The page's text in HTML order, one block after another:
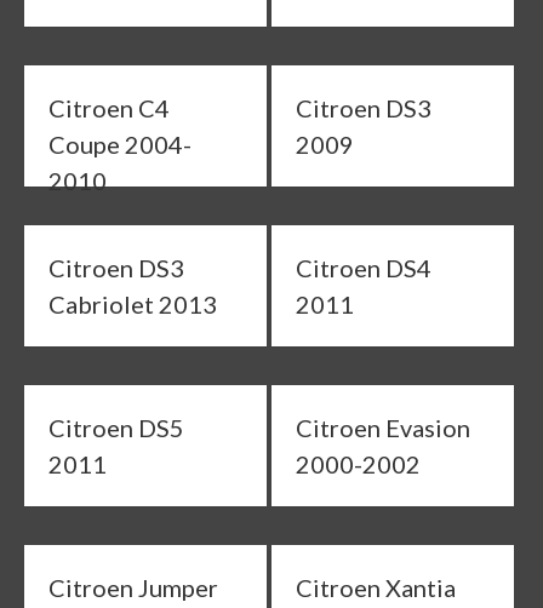
Citroen C4
Coupe 2004-
2010
Citroen DS3
2009
Citroen DS3
Cabriolet 2013
Citroen DS4
2011
Citroen DS5
2011
Citroen Evasion
2000-2002
Citroen Jumper Citroen Xantia